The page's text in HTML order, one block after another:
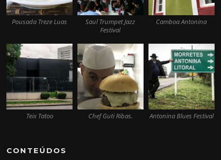
Pousada Treze Luas
Saul Trumpet Jazz
Festival
Camboa Antonina
Teix Tatoo Chef Guti Ribas. Antonina Blues Festival
CONTEÚDOS